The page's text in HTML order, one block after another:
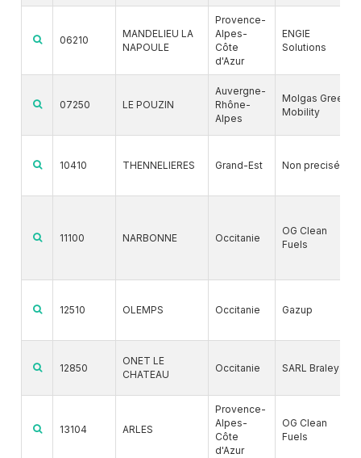
06210
MANDELIEU LA
NAPOULE
Provence-
Alpes-
Côte
d'Azur
ENGIE
Solutions
07250 LE POUZIN
Auvergne-
Rhône-
Alpes
Molgas Green
Mobility
10410 THENNELIERES Grand-Est Non precisé
11100 NARBONNE Occitanie
OG Clean
Fuels
12510 OLEMPS Occitanie Gazup
12850
ONET LE
CHATEAU
Occitanie SARL Braley
13104 ARLES
Provence-
Alpes-
Côte
d'Azur
OG Clean
Fuels